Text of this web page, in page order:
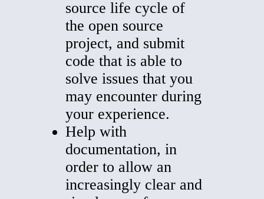
source life cycle of
the open source
project, and submit
code that is able to
solve issues that you
may encounter during
your experience.
Help with
documentation, in
order to allow an
increasingly clear and